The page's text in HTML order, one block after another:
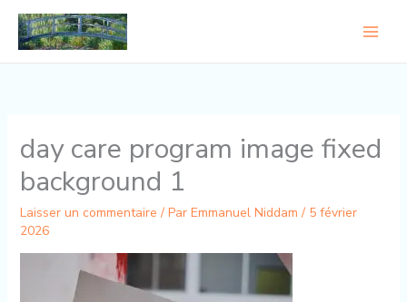
Aller
contenu
day care program image fixed
background 1
Laisser un commentaire / Par Emmanuel Niddam / 5 février
2026